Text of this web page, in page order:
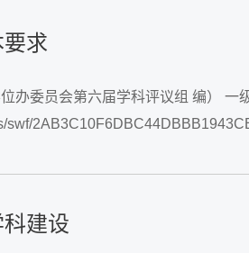
求
办委员会第六届学科评议组 编） 一
swf/
建设